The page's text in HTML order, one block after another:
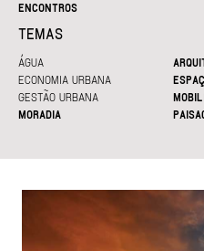
ENCONTROS
TEMAS
ÁGUA
ECONOMIA URBANA
GESTÃO URBANA
MORADIA